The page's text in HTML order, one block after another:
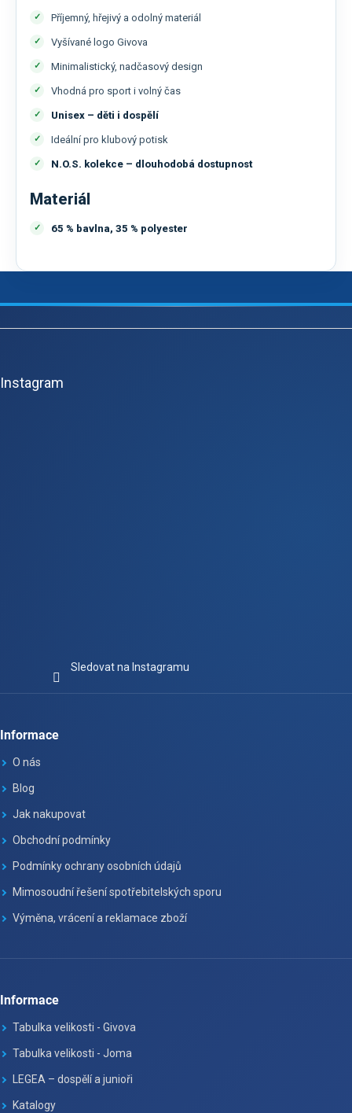
Příjemný, hřejivý a odolný materiál
Vyšívané logo Givova
Minimalistický, nadčasový design
Vhodná pro sport i volný čas
Unisex – děti i dospělí
Ideální pro klubový potisk
N.O.S. kolekce – dlouhodobá dostupnost
Materiál
65 % bavlna, 35 % polyester
Z
Instagram
Sledovat na Instagramu
Informace
O nás
Blog
Jak nakupovat
Obchodní podmínky
Podmínky ochrany osobních údajů
Mimosoudní řešení spotřebitelských sporu
Výměna, vrácení a reklamace zboží
Informace
Tabulka velikosti - Givova
Tabulka velikosti - Joma
LEGEA – dospělí a junioři
Katalogy